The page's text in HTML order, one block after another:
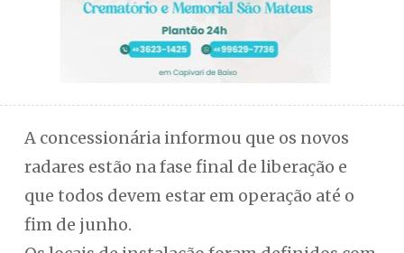
A concessionária informou que os novos
radares estão na fase final de liberação e
que todos devem estar em operação até o
fim de junho.